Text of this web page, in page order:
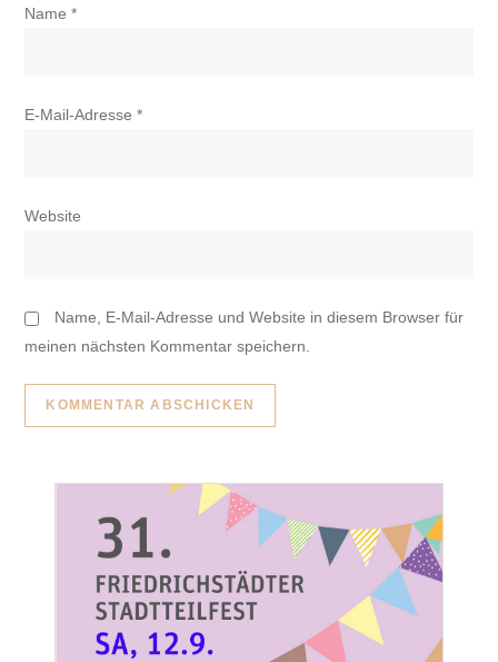
Name*
E-Mail-Adresse*
Website
Name, E-Mail-Adresse und Website in diesem Browser für
meinen nächsten Kommentar speichern.